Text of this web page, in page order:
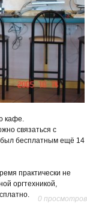
кафе.
связаться с
был бесплатным ещё 14
практически не
оргтехникой,
0 просмотров